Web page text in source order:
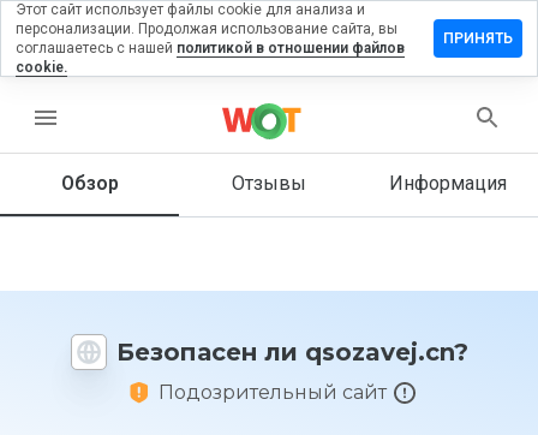
menu
Обзор Отзывы Информация
Безопасен ли qsozavej.cn?
Подозрительный сайт
на
Как бы
этот
1 до 5?
Этот сайт использует файлы cookie для анализа и
персонализации. Продолжая использование сайта, вы
соглашаетесь с нашей политикой в отношении файлов
cookie.
ПРИНЯТЬ